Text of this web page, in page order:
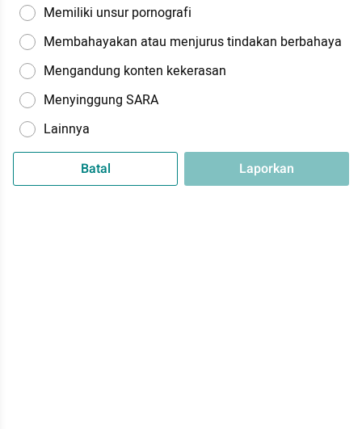
Memiliki unsur pornografi
Membahayakan atau menjurus tindakan berbahaya
Mengandung konten kekerasan
Menyinggung SARA
Lainnya
Batal Laporkan